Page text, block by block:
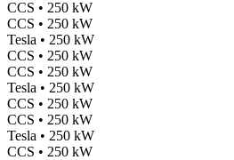
CCS • 250 kW
CCS • 250 kW
Tesla • 250 kW
CCS • 250 kW
CCS • 250 kW
Tesla • 250 kW
CCS • 250 kW
CCS • 250 kW
Tesla • 250 kW
CCS • 250 kW